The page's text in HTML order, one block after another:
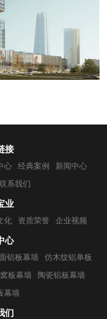
接
心 经典案例 新闻中心
系我们
业
化 资质荣誉 企业视频
心
铝板幕墙 仿木纹铝单板
板幕墙 陶瓷铝板幕墙
幕墙
们